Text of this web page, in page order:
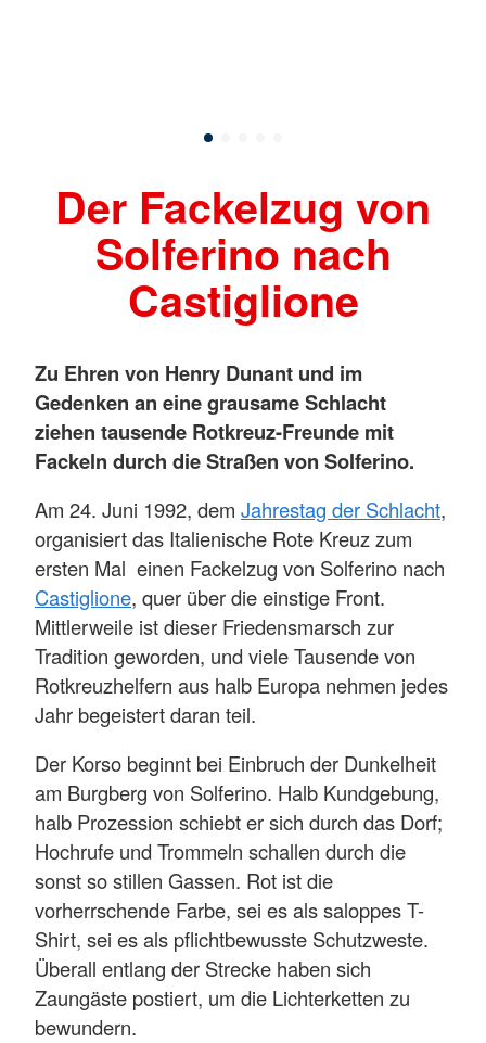
Der Fackelzug von
Solferino nach
Castiglione
Zu Ehren von Henry Dunant und im
Gedenken an eine grausame Schlacht
ziehen tausende Rotkreuz-Freunde mit
Fackeln durch die Straßen von Solferino.
Am 24. Juni 1992, dem Jahrestag der Schlacht,
organisiert das Italienische Rote Kreuz zum
ersten Mal einen Fackelzug von Solferino nach
Castiglione, quer über die einstige Front.
Mittlerweile ist dieser Friedensmarsch zur
Tradition geworden, und viele Tausende von
Rotkreuzhelfern aus halb Europa nehmen jedes
Jahr begeistert daran teil.
Der Korso beginnt bei Einbruch der Dunkelheit
am Burgberg von Solferino. Halb Kundgebung,
halb Prozession schiebt er sich durch das Dorf;
Hochrufe und Trommeln schallen durch die
sonst so stillen Gassen. Rot ist die
vorherrschende Farbe, sei es als saloppes T-
Shirt, sei es als pflichtbewusste Schutzweste.
Überall entlang der Strecke haben sich
Zaungäste postiert, um die Lichterketten zu
bewundern.